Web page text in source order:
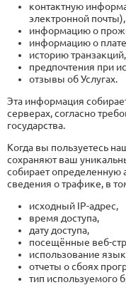
контактную
электронной почты),
информацию о
информацию о
историю транзакций,
предпочтения при
отзывы об Услугах.
Эта информация
серверах, согласно
государства.
Когда вы пользуетесь
сохраняют ваш
собирает
сведения о трафике, в
исходный IP-адрес,
время доступа,
дату доступа,
посещённые веб-
использование
отчеты о сбоях
тип используемого